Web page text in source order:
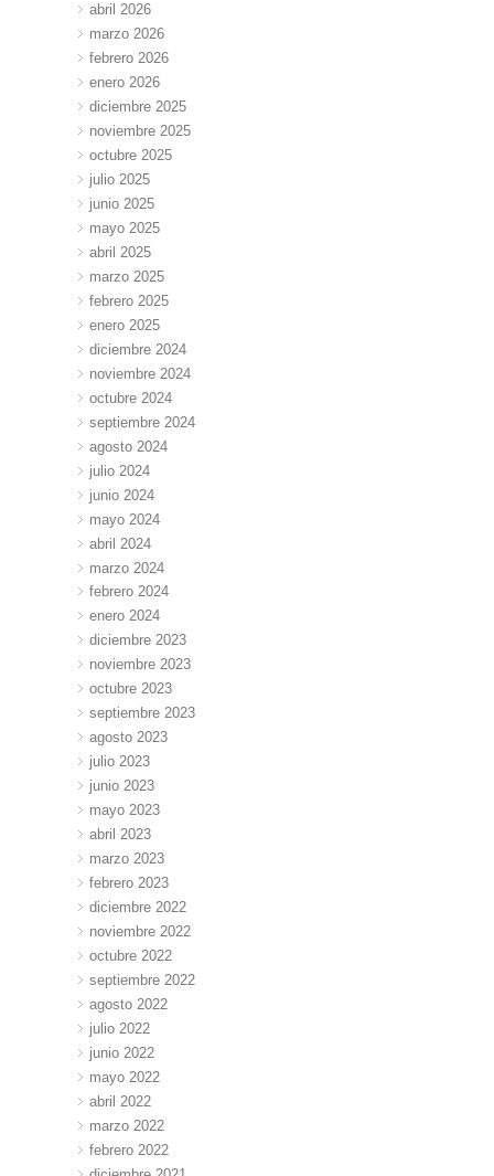
abril 2026
marzo 2026
febrero 2026
enero 2026
diciembre 2025
noviembre 2025
octubre 2025
julio 2025
junio 2025
mayo 2025
abril 2025
marzo 2025
febrero 2025
enero 2025
diciembre 2024
noviembre 2024
octubre 2024
septiembre 2024
agosto 2024
julio 2024
junio 2024
mayo 2024
abril 2024
marzo 2024
febrero 2024
enero 2024
diciembre 2023
noviembre 2023
octubre 2023
septiembre 2023
agosto 2023
julio 2023
junio 2023
mayo 2023
abril 2023
marzo 2023
febrero 2023
diciembre 2022
noviembre 2022
octubre 2022
septiembre 2022
agosto 2022
julio 2022
junio 2022
mayo 2022
abril 2022
marzo 2022
febrero 2022